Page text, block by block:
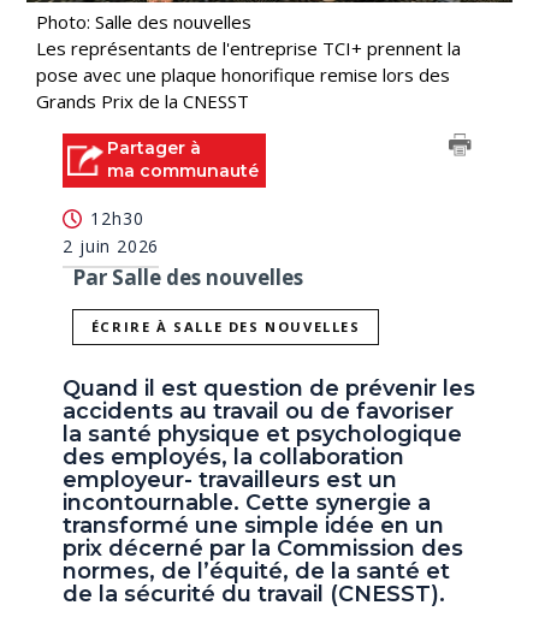
Photo: Salle des nouvelles
Les représentants de l'entreprise TCI+ prennent la
pose avec une plaque honorifique remise lors des
Grands Prix de la CNESST
Partager à
ma communauté
12h30
2 juin 2026
Par Salle des nouvelles
ÉCRIRE À SALLE DES NOUVELLES
Quand il est question de prévenir les
accidents au travail ou de favoriser
la santé physique et psychologique
des employés, la collaboration
employeur- travailleurs est un
incontournable. Cette synergie a
transformé une simple idée en un
prix décerné par la Commission des
normes, de l’équité, de la santé et
de la sécurité du travail (CNESST).